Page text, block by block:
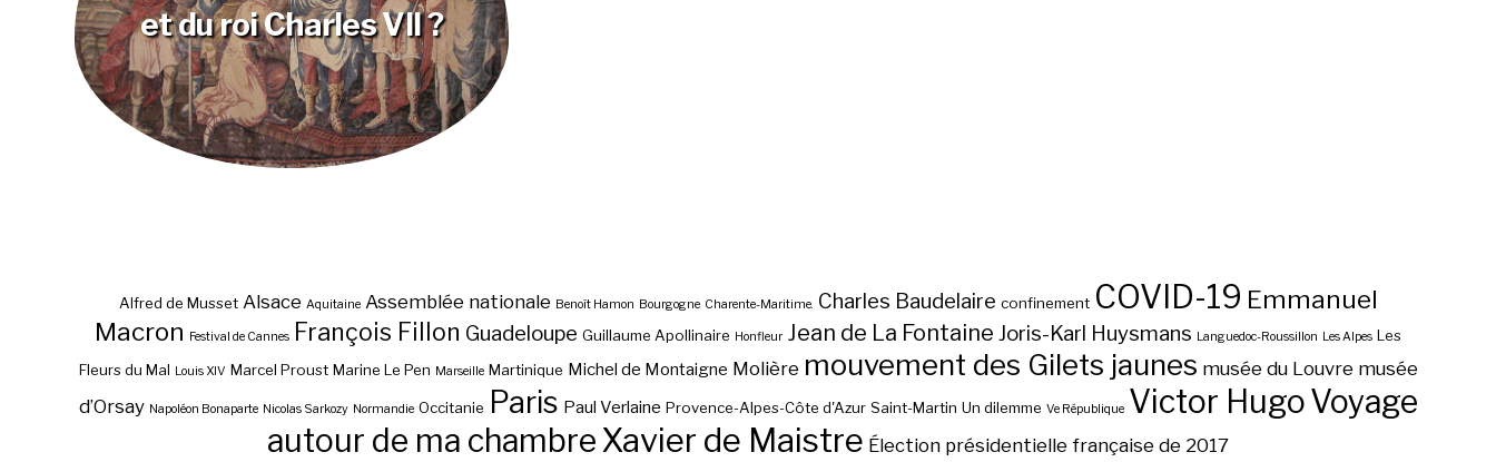
et du roi Charles VII ?
Alfred de Musset Alsace Aquitaine Assemblée nationale Benoît Hamon Bourgogne Charente-Maritime. Charles Baudelaire confinement COVID-19 Emmanuel
Macron Festival de Cannes François Fillon Guadeloupe Guillaume Apollinaire Honfleur Jean de La Fontaine Joris-Karl Huysmans Languedoc-Roussillon Les Alpes Les
Fleurs du Mal Louis XIV Marcel Proust Marine Le Pen Marseille Martinique Michel de Montaigne Molière mouvement des Gilets jaunes musée du Louvre musée
d’Orsay Napoléon Bonaparte Nicolas Sarkozy Normandie Occitanie Paris Paul Verlaine Provence-Alpes-Côte d'Azur Saint-Martin Un dilemme Ve République Victor HugoVoyage
autour de ma chambreXavier de Maistre Élection présidentielle française de 2017